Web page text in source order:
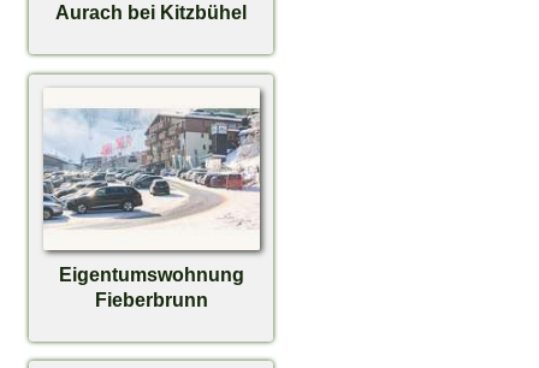
Aurach bei Kitzbühel
Eigentumswohnung
Fieberbrunn